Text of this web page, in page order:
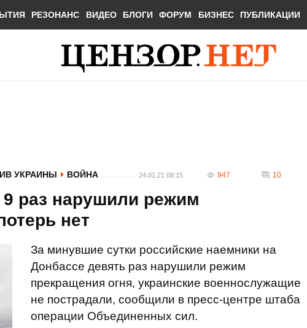
РЕЗОНАНС ВИДЕО БЛОГИ ФОРУМ БИЗНЕС ПУБЛИКАЦИИ
УКРАИНЫ ВОЙНА 24.01.21 08:15 947 10
раз нарушили режим
нет
За минувшие сутки российские наемники на
Донбассе девять раз нарушили режим
прекращения огня, украинские военнослужащие
не пострадали, сообщили в пресс-центре штаба
операции Объединенных сил.